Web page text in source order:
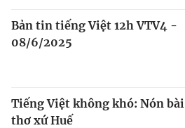
Bản tin tiếng Việt 12h VTV4 -
08/6/2025
Tiếng Việt không khó: Nón bài
thơ xứ Huế